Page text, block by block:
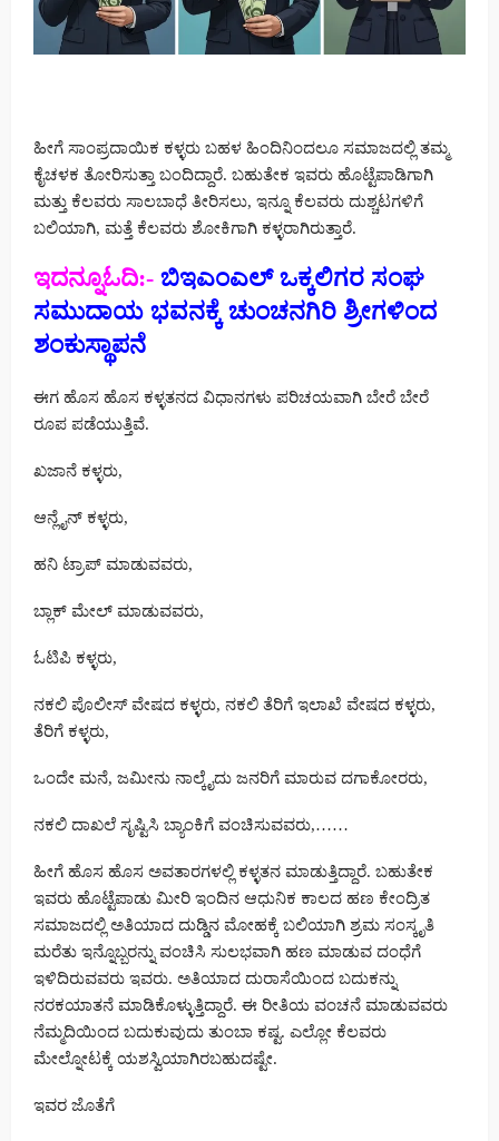
ಹೀಗೆ ಸಾಂಪ್ರದಾಯಿಕ ಕಳ್ಳರು ಬಹಳ ಹಿಂದಿನಿಂದಲೂ ಸಮಾಜದಲ್ಲಿ ತಮ್ಮ
ಕೈಚಳಕ ತೋರಿಸುತ್ತಾ ಬಂದಿದ್ದಾರೆ. ಬಹುತೇಕ ಇವರು ಹೊಟ್ಟೆಪಾಡಿಗಾಗಿ
ಮತ್ತು ಕೆಲವರು ಸಾಲಬಾಧೆ ತೀರಿಸಲು, ಇನ್ನೂ ಕೆಲವರು ದುಶ್ಚಟಗಳಿಗೆ
ಬಲಿಯಾಗಿ, ಮತ್ತೆ ಕೆಲವರು ಶೋಕಿಗಾಗಿ ಕಳ್ಳರಾಗಿರುತ್ತಾರೆ.
ಇದನ್ನೂಓದಿ:- ಬಿಇಎಂಎಲ್ ಒಕ್ಕಲಿಗರ ಸಂಘ
ಸಮುದಾಯ ಭವನಕ್ಕೆ ಚುಂಚನಗಿರಿ ಶ್ರೀಗಳಿಂದ
ಶಂಕುಸ್ಥಾಪನೆ
ಈಗ ಹೊಸ ಹೊಸ ಕಳ್ಳತನದ ವಿಧಾನಗಳು ಪರಿಚಯವಾಗಿ ಬೇರೆ ಬೇರೆ
ರೂಪ ಪಡೆಯುತ್ತಿವೆ.
ಖಜಾನೆ ಕಳ್ಳರು,
ಆನ್ಲೈನ್ ಕಳ್ಳರು,
ಹನಿ ಟ್ರಾಪ್ ಮಾಡುವವರು,
ಬ್ಲಾಕ್ ಮೇಲ್ ಮಾಡುವವರು,
ಓಟಿಪಿ ಕಳ್ಳರು,
ನಕಲಿ ಪೊಲೀಸ್ ವೇಷದ ಕಳ್ಳರು, ನಕಲಿ ತೆರಿಗೆ ಇಲಾಖೆ ವೇಷದ ಕಳ್ಳರು,
ತೆರಿಗೆ ಕಳ್ಳರು,
ಒಂದೇ ಮನೆ, ಜಮೀನು ನಾಲ್ಕೈದು ಜನರಿಗೆ ಮಾರುವ ದಗಾಕೋರರು,
ನಕಲಿ ದಾಖಲೆ ಸೃಷ್ಟಿಸಿ ಬ್ಯಾಂಕಿಗೆ ವಂಚಿಸುವವರು,……
ಹೀಗೆ ಹೊಸ ಹೊಸ ಅವತಾರಗಳಲ್ಲಿ ಕಳ್ಳತನ ಮಾಡುತ್ತಿದ್ದಾರೆ. ಬಹುತೇಕ
ಇವರು ಹೊಟ್ಟೆಪಾಡು ಮೀರಿ ಇಂದಿನ ಆಧುನಿಕ ಕಾಲದ ಹಣ ಕೇಂದ್ರಿತ
ಸಮಾಜದಲ್ಲಿ ಅತಿಯಾದ ದುಡ್ಡಿನ ಮೋಹಕ್ಕೆ ಬಲಿಯಾಗಿ ಶ್ರಮ ಸಂಸ್ಕೃತಿ
ಮರೆತು ಇನ್ನೊಬ್ಬರನ್ನು ವಂಚಿಸಿ ಸುಲಭವಾಗಿ ಹಣ ಮಾಡುವ ದಂಧೆಗೆ
ಇಳಿದಿರುವವರು ಇವರು. ಅತಿಯಾದ ದುರಾಸೆಯಿಂದ ಬದುಕನ್ನು
ನರಕಯಾತನೆ ಮಾಡಿಕೊಳ್ಳುತ್ತಿದ್ದಾರೆ. ಈ ರೀತಿಯ ವಂಚನೆ ಮಾಡುವವರು
ನೆಮ್ಮದಿಯಿಂದ ಬದುಕುವುದು ತುಂಬಾ ಕಷ್ಟ. ಎಲ್ಲೋ ಕೆಲವರು
ಮೇಲ್ನೋಟಕ್ಕೆ ಯಶಸ್ವಿಯಾಗಿರಬಹುದಷ್ಟೇ.
ಇವರ ಜೊತೆಗೆ